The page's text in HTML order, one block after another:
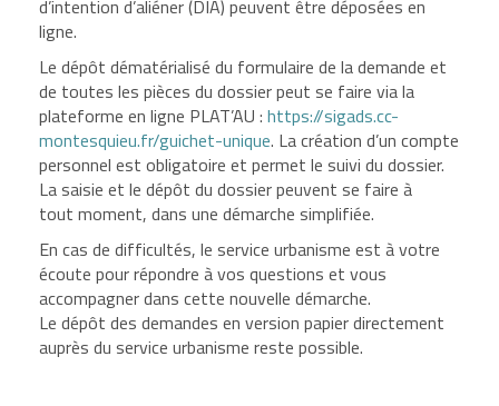
d’intention d’aliéner (DIA) peuvent être déposées en
ligne.
Le dépôt dématérialisé du formulaire de la demande et
de toutes les pièces du dossier peut se faire via la
plateforme en ligne PLAT’AU : https://sigads.cc-
montesquieu.fr/guichet-unique. La création d’un compte
personnel est obligatoire et permet le suivi du dossier.
La saisie et le dépôt du dossier peuvent se faire à
tout moment, dans une démarche simplifiée.
En cas de difficultés, le service urbanisme est à votre
écoute pour répondre à vos questions et vous
accompagner dans cette nouvelle démarche.
Le dépôt des demandes en version papier directement
auprès du service urbanisme reste possible.